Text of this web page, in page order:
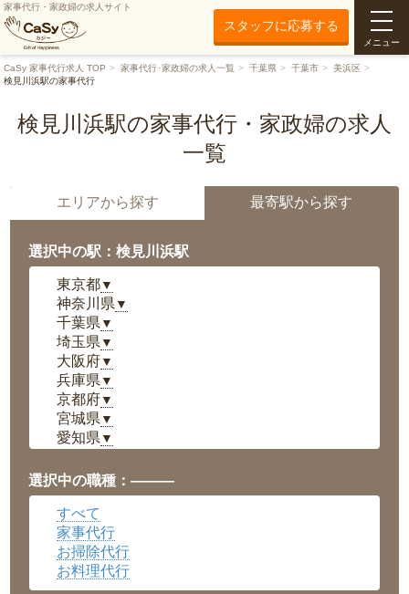
家事代行・家政婦の求人サイト
スタッフに応募する
メニュー
CaSy 家事代行求人 TOP 家事代行･家政婦の求人一覧 千葉県 千葉市
美浜区
検見川浜駅の家事代行
検見川浜駅の家事代行・家政婦の求人
一覧
エリアから探す 最寄駅から探す
選択中の駅：検見川浜駅
東京都▼
神奈川県 ▼
千葉県 ▼
埼玉県 ▼
大阪府▼
兵庫県 ▼
京都府▼
宮城県 ▼
愛知県 ▼
岡山県▼
広島県▼
沖縄県
選択中の職種：———
すべて
家事代行
お掃除代行
お料理代行